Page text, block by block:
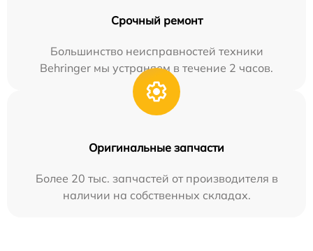
Срочный ремонт
Большинство неисправностей техники
Behringer мы устраняем в течение 2 часов.
Оригинальные запчасти
Более 20 тыс. запчастей от производителя в
наличии на собственных складах.